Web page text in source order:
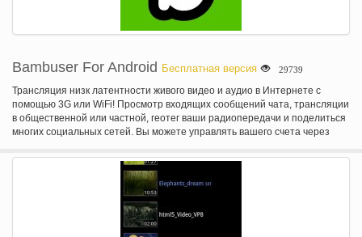
Bambuser For Android Бесплатная версия 29739
Трансляция низк латентности живого видео и аудио в Интернете с
помощью 3G или WiFi! Просмотр входящих сообщений чата, трансляции
в общественной или частной, геотег ваши радиопередачи и поделиться
многих социальных сетей. Вы можете управлять вашего счета через